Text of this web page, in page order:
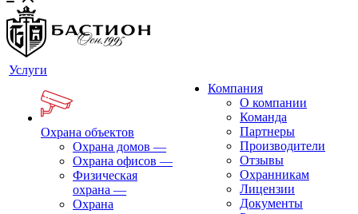
Услуги
Охрана объектов
Охрана домов —
Охрана офисов —
Физическая
охрана —
Охрана
Компания
О компании
Команда
Партнеры
Производители
Отзывы
Охранникам
Лицензии
Документы